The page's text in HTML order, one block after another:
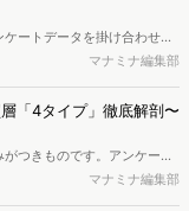
。本レポートはこのような
ご担当者様におすすめの内
フォームから無料でダウン
ートデータを掛け合わせ、
ル行動実態やSNSの利用傾向
熟するなか、新興SNSの台頭
新たな変化を見せていま
ダウンロードいただけま
マナミナ編集部
「4タイプ」徹底解剖〜
つきものです。アンケート
新商品の受容性も判断しきれ
マナミナ編集部